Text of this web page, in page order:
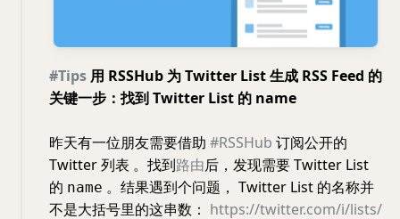
#Tips 用 RSSHub 为 Twitter List 生成 RSS Feed 的
关键一步：找到 Twitter List 的 name
昨天有一位朋友需要借助 #RSSHub 订阅公开的
Twitter 列表 。找到路由后，发现需要 Twitter List
的 name 。结果遇到个问题， Twitter List 的名称并
不是大括号里的这串数： https://twitter.com/i/lists/